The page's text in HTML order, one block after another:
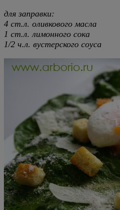
для заправки:
4 ст.л. оливкового масла
1 ст.л. лимонного сока
1/2 ч.л. вустерского соуса